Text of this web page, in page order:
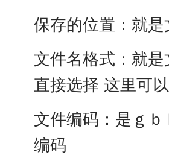
保存的位置：就
文件名格式：就
直接选择 这里可
文件编码：是ｇ
编码